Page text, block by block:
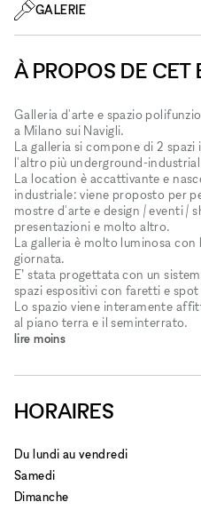
GALERIE
À PROPOS DE CET
Galleria d'arte e spazio
a Milano sui Navigli.
La galleria si compone di 2
l'altro più underground-
La location è accattivante e
industriale: viene proposto per
mostre d'arte e design / eventi /
presentazioni e molto altro.
La galleria è molto luminosa
giornata.
E’ stata progettata con un
spazi espositivi con faretti e
Lo spazio viene interamente
al piano terra e il seminterrato.
lire moins
HORAIRES
Du lundi au vendredi
Samedi
Dimanche